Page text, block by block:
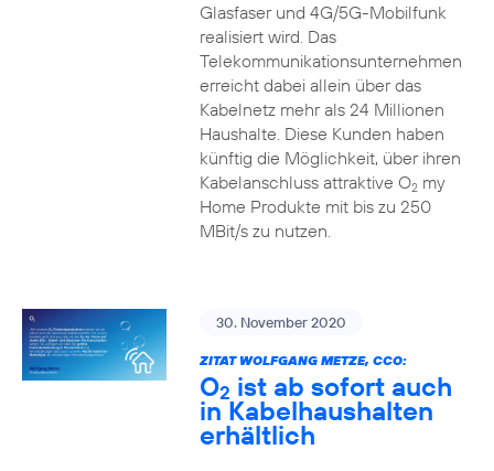
Glasfaser und 4G/5G-Mobilfunk
realisiert wird. Das
Telekommunikationsunternehmen
erreicht dabei allein über das
Kabelnetz mehr als 24 Millionen
Haushalte. Diese Kunden haben
künftig die Möglichkeit, über ihren
Kabelanschluss attraktive O2my
Home Produkte mit bis zu 250
MBit/s zu nutzen.
30. November 2020
ZITAT WOLFGANG METZE, CCO:
O2 ist ab sofort auch
in Kabelhaushalten
erhältlich